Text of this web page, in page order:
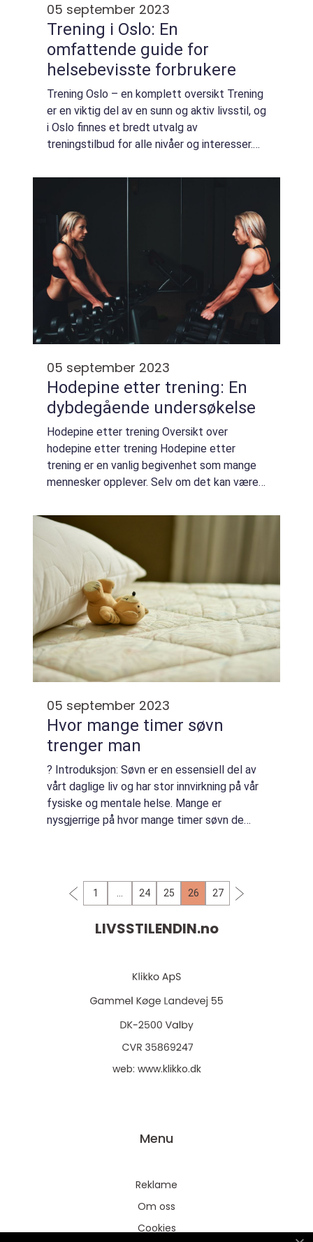
05 september 2023
Trening i Oslo: En
omfattende guide for
helsebevisste forbrukere
Trening Oslo – en komplett oversikt Trening
er en viktig del av en sunn og aktiv livsstil, og
i Oslo finnes et bredt utvalg av
treningstilbud for alle nivåer og interesser.
nybegynner på jakt etter ...
05 september 2023
Hodepine etter trening: En
dybdegående undersøkelse
Hodepine etter trening Oversikt over
hodepine etter trening Hodepine etter
trening er en vanlig begivenhet som mange
mennesker opplever. Selv om det kan være
forstå at det vanligvis er ufarlig og kan
håndt...
05 september 2023
Hvor mange timer søvn
trenger man
? Introduksjon: Søvn er en essensiell del av
vårt daglige liv og har stor innvirkning på vår
fysiske og mentale helse. Mange er
nysgjerrige på hvor mange timer søvn de
1 24 25 26 27
LIVSSTILENDIN.no
web: www.klikko.dk
Menu
Reklame
Om oss
Cookies